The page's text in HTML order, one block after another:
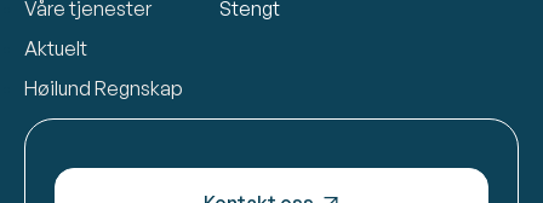
Våre tjenester
Aktuelt
Høilund Regnskap
Stengt